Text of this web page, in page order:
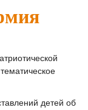
детей об